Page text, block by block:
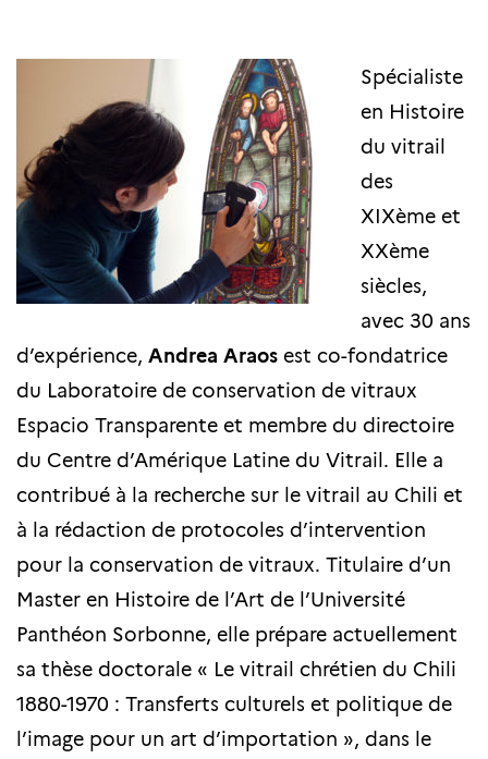
Spécialiste
en Histoire
du vitrail
des
XIXème et
XXème
siècles,
avec 30 ans
d’expérience, Andrea Araos est co-fondatrice
du Laboratoire de conservation de vitraux
Espacio Transparente et membre du directoire
du Centre d’Amérique Latine du Vitrail. Elle a
contribué à la recherche sur le vitrail au Chili et
à la rédaction de protocoles d’intervention
pour la conservation de vitraux. Titulaire d’un
Master en Histoire de l’Art de l’Université
Panthéon Sorbonne, elle prépare actuellement
sa thèse doctorale « Le vitrail chrétien du Chili
1880-1970 : Transferts culturels et politique de
l’image pour un art d’importation », dans le